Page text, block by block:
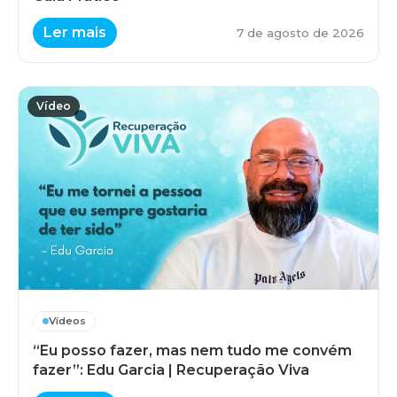
Ler mais 7 de agosto de 2026
Vídeo
Vídeos
“Eu posso fazer, mas nem tudo me convém
fazer”: Edu Garcia | Recuperação Viva